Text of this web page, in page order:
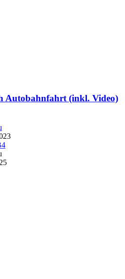
Autobahnfahrt (inkl. Video)